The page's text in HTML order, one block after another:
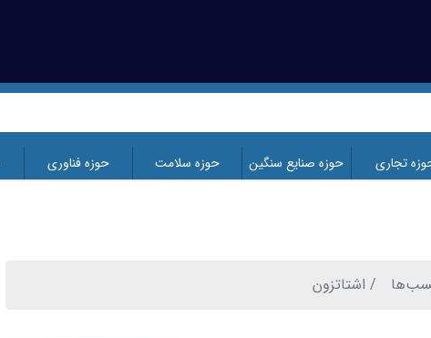
تجاری حوزه صنایع سنگین حوزه سلامت حوزه فناوری
اشتاتزون